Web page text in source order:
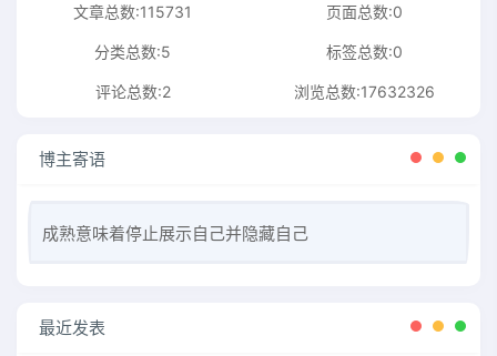
文章总数:115731 页面总数:0
分类总数:5 标签总数:0
评论总数:2 浏览总数:17632326
博主寄语
成熟意味着停止展示自己并隐藏自己
最近发表